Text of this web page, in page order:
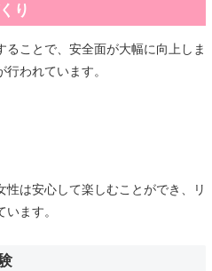
り
ことで、安全面が大幅に向上しま
われています。
は安心して楽しむことができ、リ
ます。